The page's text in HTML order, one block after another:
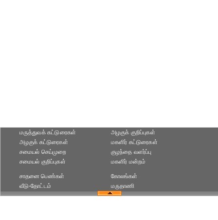
மருத்துவக் கட்டுரைகள்
அழகுக் கட்டுரைகள்
அழகுக் குறிப்புகள்
மகளிர் கட்டுரைகள்
சமையல் செய்முறை
சமையல் குறிப்புகள்
குழந்தை வளர்ப்பு
மகளிர் மன்றம்
சாதனை பெண்கள்
வீடு-தோட்டம்
கோலங்கள்
மருதாணி